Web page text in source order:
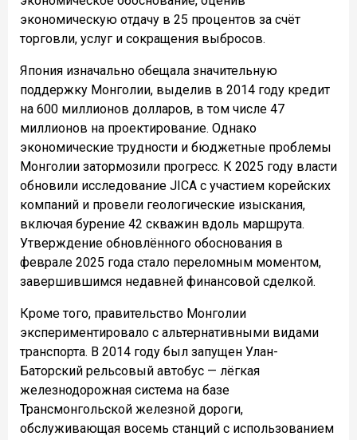
экономическую отдачу в 25 процентов за счёт
торговли, услуг и сокращения выбросов.
Япония изначально обещала значительную
поддержку Монголии, выделив в 2014 году кредит
на 600 миллионов долларов, в том числе 47
миллионов на проектирование. Однако
экономические трудности и бюджетные проблемы
Монголии затормозили прогресс. К 2025 году власти
обновили исследование JICA с участием корейских
компаний и провели геологические изыскания,
включая бурение 42 скважин вдоль маршрута.
Утверждение обновлённого обоснования в
феврале 2025 года стало переломным моментом,
завершившимся недавней финансовой сделкой.
Кроме того, правительство Монголии
экспериментировало с альтернативными видами
транспорта. В 2014 году был запущен Улан-
Баторский рельсовый автобус — лёгкая
железнодорожная система на базе
Трансмонгольской железной дороги,
обслуживающая восемь станций с использованием